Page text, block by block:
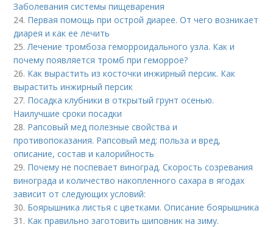
Заболевания системы пищеварения
24. Первая помощь при острой диарее. От чего возникает
диарея и как ее лечить
25. Лечение тромбоза геморроидального узла. Как и
почему появляется тромб при геморрое?
26. Как вырастить из косточки инжирный персик. Как
вырастить инжирный персик
27. Посадка клубники в открытый грунт осенью.
Наилучшие сроки посадки
28. Рапсовый мед полезные свойства и
противопоказания. Рапсовый мед: польза и вред,
описание, состав и калорийность
29. Почему не поспевает виноград. Скорость созревания
винограда и количество накопленного сахара в ягодах
зависит от следующих условий:
30. Боярышника листья с цветками. Описание боярышника
31. Как правильно заготовить шиповник на зиму.